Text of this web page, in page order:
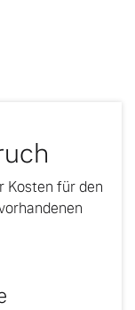
Kosten für den